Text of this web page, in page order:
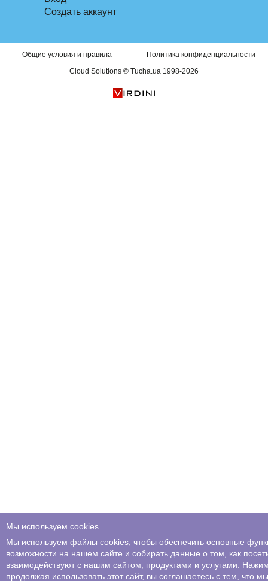
Создать аккаунт
Общие условия и правила
Политика конфиденциальности
Cloud Solutions © Tucha.ua 1998-2026
Мы используем cookies.
Мы используем файлы cookies, чтобы обеспечить основные
возможности на нашем сайте и собирать данные о том, как
взаимодействуют с нашим сайтом, продуктами и услугами.
продолжая использовать этот сайт, вы соглашаетесь с тем, что